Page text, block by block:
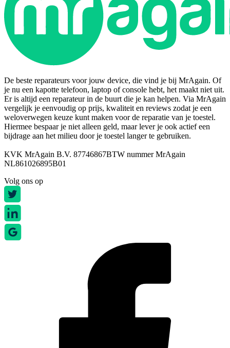
De beste reparateurs voor jouw device, die vind je bij MrAgain. Of
je nu een kapotte telefoon, laptop of console hebt, het maakt niet uit.
Er is altijd een reparateur in de buurt die je kan helpen. Via MrAgain
vergelijk je eenvoudig op prijs, kwaliteit en reviews zodat je een
weloverwegen keuze kunt maken voor de reparatie van je toestel.
Hiermee bespaar je niet alleen geld, maar lever je ook actief een
bijdrage aan het milieu door je toestel langer te gebruiken.
KVK MrAgain B.V. 87746867BTW nummer MrAgain
NL861026895B01
Volg ons op